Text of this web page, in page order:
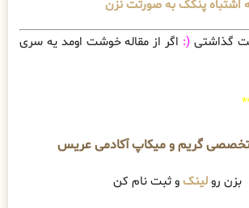
اشتباه پنکک به صورتت نزن
گذاشتی(: اگر از مقاله خوشت اومد یه سری
تخصصی گریم و میکاپ آکادمی عریس
بزن رولینکو ثبت نام کن